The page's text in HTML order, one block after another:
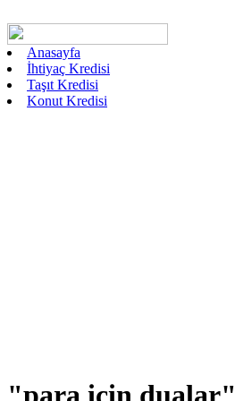
Anasayfa
İhtiyaç Kredisi
Taşıt Kredisi
Konut Kredisi